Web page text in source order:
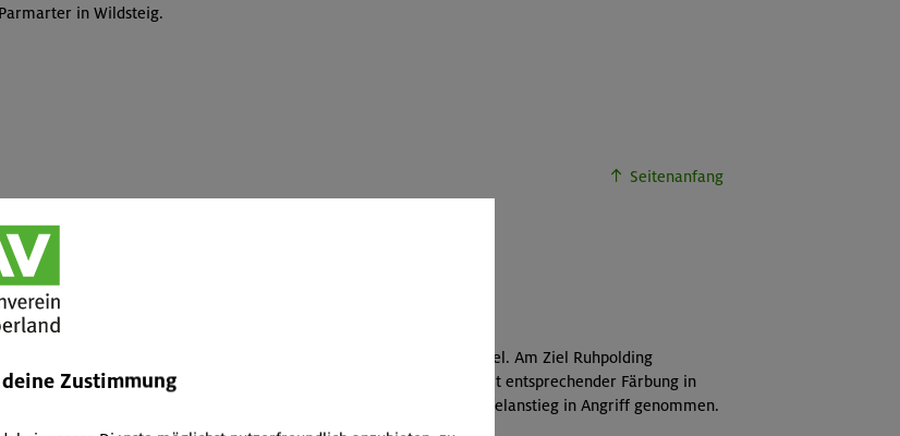
in Wildsteig.
Seitenanfang
Bergwanderung auf den Hochfelln
23.10.2019 mit Wolfgang Müller
Die Reise begann jahreszeitgemäß in der Dunkelheit und mit viel Nebel. Am Ziel Ruhpolding
angekommen, begrüßte uns herbstlich warmes Spätsommerwetter mit entsprechender Färbung in
der Natur. Mit viel Schwung wurde dann der zweieinhalbstündige Gipfelanstieg in Angriff genommen.
Belohnt wurden wir mit einer grandiosen Rundumsicht.
Zustimmung